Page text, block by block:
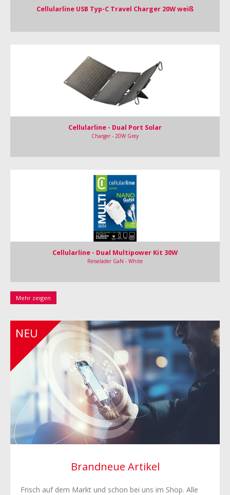
Cellularline USB Typ-C Travel Charger 20W weiß
Cellularline - Dual Port Solar
Charger - 20W Grey
Cellularline - Dual Multipower Kit 30W
Reiselader GaN - White
Mehr zeigen
Brandneue Artikel
Frisch auf dem Markt und schon bei uns im Shop. Alle